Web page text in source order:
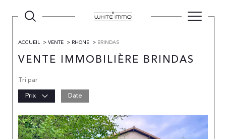
ACCUEIL VENTE RHONE BRINDAS
VENTE IMMOBILIÈRE BRINDAS
Tri par
Prix
Date